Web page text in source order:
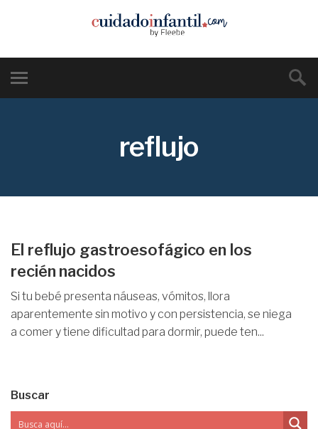
reflujo
El reflujo gastroesofágico en los
recién nacidos
Si tu bebé presenta náuseas, vómitos, llora
aparentemente sin motivo y con persistencia, se niega
a comer y tiene dificultad para dormir, puede ten...
Buscar